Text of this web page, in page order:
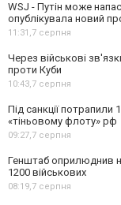
WSJ - Путін може
опублікувала новий
11:31,7 серпня
Через військові
проти Куби
10:43,7 серпня
Під санкції потрапили
«тіньовому флоту» рф
09:27,7 серпня
Генштаб оприлюднив
1200 військових
08:19,7 серпня